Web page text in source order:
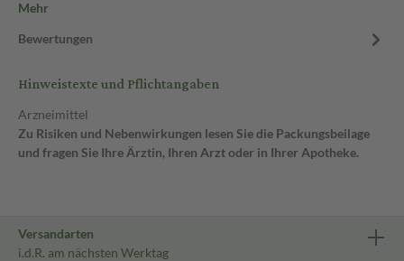
Mehr
Bewertungen
Hinweistexte und Pflichtangaben
Arzneimittel
Zu Risiken und Nebenwirkungen lesen Sie die Packungsbeilage
und fragen Sie Ihre Ärztin, Ihren Arzt oder in Ihrer Apotheke.
Versandarten
i.d.R. am nächsten Werktag